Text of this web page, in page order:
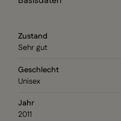
Zustand
Sehr gut
Geschlecht
Unisex
Jahr
2011